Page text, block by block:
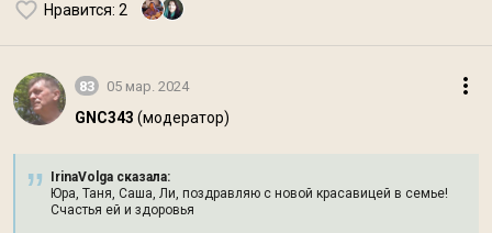
Нравится: 2
83 05 мар. 2024
GNC343 (модератор)
IrinaVolga сказалa:
Юра, Таня, Саша, Ли, поздравляю с новой красавицей в семье!
Счастья ей и здоровья